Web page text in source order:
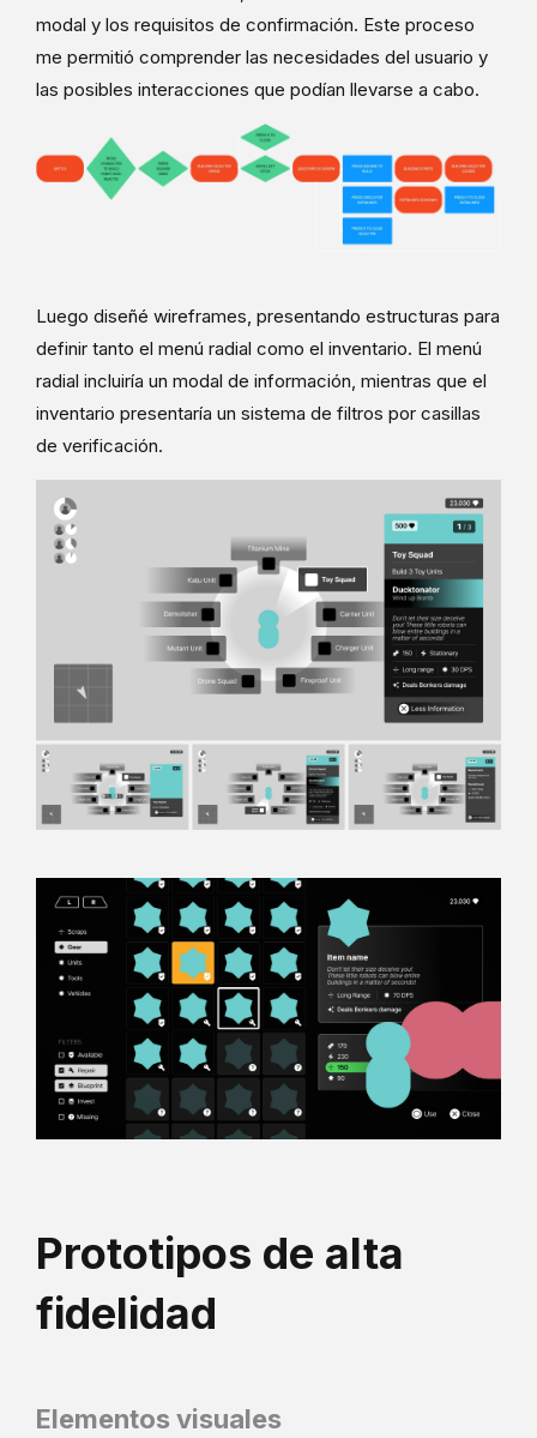
modal y los requisitos de confirmación. Este proceso
me permitió comprender las necesidades del usuario y
las posibles interacciones que podían llevarse a cabo.
Luego diseñé wireframes, presentando estructuras para
definir tanto el menú radial como el inventario. El menú
radial incluiría un modal de información, mientras que el
inventario presentaría un sistema de filtros por casillas
de verificación.
Prototipos de alta
fidelidad
Elementos visuales